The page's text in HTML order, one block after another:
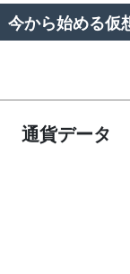
今から始める仮
通貨データ